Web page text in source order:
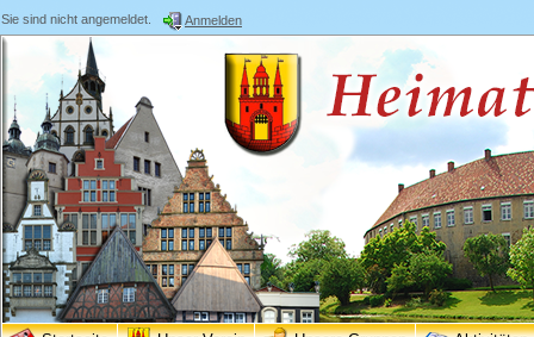
Sie sind nicht angemeldet. Anmelden